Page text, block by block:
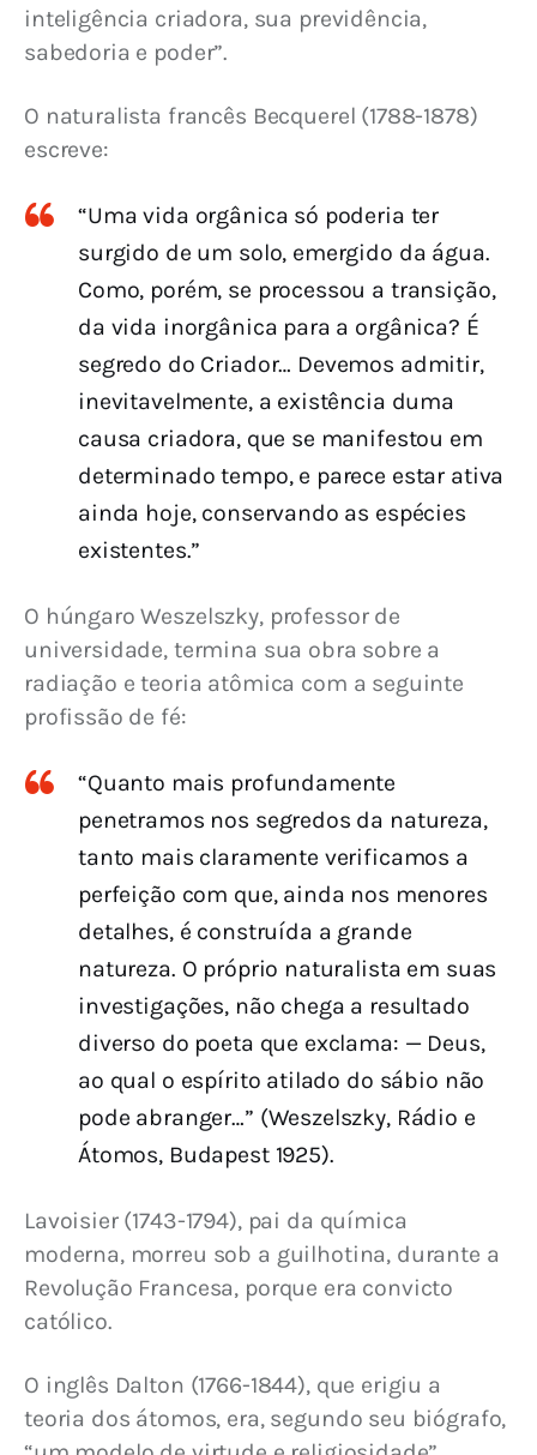
inteligência criadora, sua previdência,
sabedoria e poder”.
O naturalista francês Becquerel (1788-1878)
escreve:
“Uma vida orgânica só poderia ter
surgido de um solo, emergido da água.
Como, porém, se processou a transição,
da vida inorgânica para a orgânica? É
segredo do Criador… Devemos admitir,
inevitavelmente, a existência duma
causa criadora, que se manifestou em
determinado tempo, e parece estar ativa
ainda hoje, conservando as espécies
existentes.”
O húngaro Weszelszky, professor de
universidade, termina sua obra sobre a
radiação e teoria atômica com a seguinte
profissão de fé:
“Quanto mais profundamente
penetramos nos segredos da natureza,
tanto mais claramente verificamos a
perfeição com que, ainda nos menores
detalhes, é construída a grande
natureza. O próprio naturalista em suas
investigações, não chega a resultado
diverso do poeta que exclama: — Deus,
ao qual o espírito atilado do sábio não
pode abranger…” (Weszelszky, Rádio e
Átomos, Budapest 1925).
Lavoisier (1743-1794), pai da química
moderna, morreu sob a guilhotina, durante a
Revolução Francesa, porque era convicto
católico.
O inglês Dalton (1766-1844), que erigiu a
teoria dos átomos, era, segundo seu biógrafo,